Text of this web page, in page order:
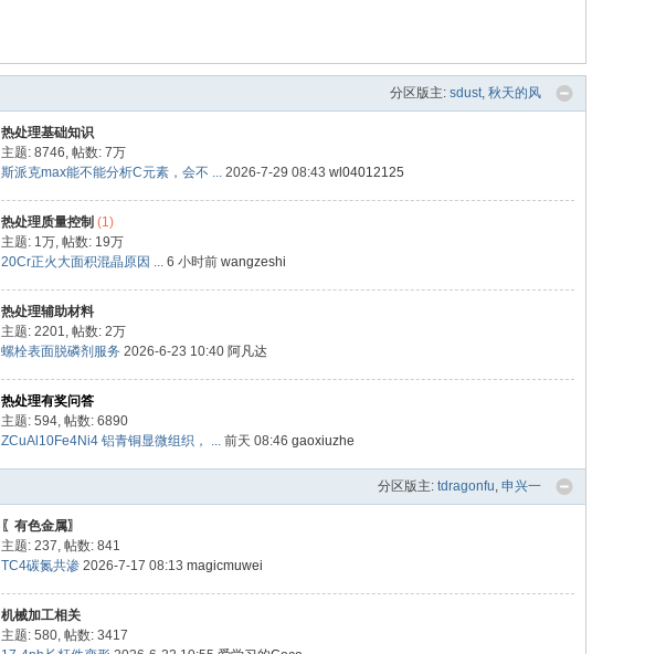
分区版主: sdust, 秋天的风
热处理基础知识
主题: 8746, 帖数: 7万
斯派克max能不能分析C元素，会不 ... 2026-7-29 08:43 wl04012125
热处理质量控制 (1)
主题: 1万, 帖数: 19万
20Cr正火大面积混晶原因 ... 6 小时前 wangzeshi
热处理辅助材料
主题: 2201, 帖数: 2万
螺栓表面脱磷剂服务 2026-6-23 10:40 阿凡达
热处理有奖问答
主题: 594, 帖数: 6890
ZCuAl10Fe4Ni4 铝青铜显微组织， ... 前天 08:46 gaoxiuzhe
分区版主: tdragonfu, 申兴一
〖有色金属〗
主题: 237, 帖数: 841
TC4碳氮共渗 2026-7-17 08:13 magicmuwei
机械加工相关
主题: 580, 帖数: 3417